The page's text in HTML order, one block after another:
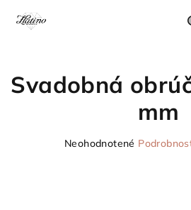
Svadobná
mm
Priemerné
Neohodnotené